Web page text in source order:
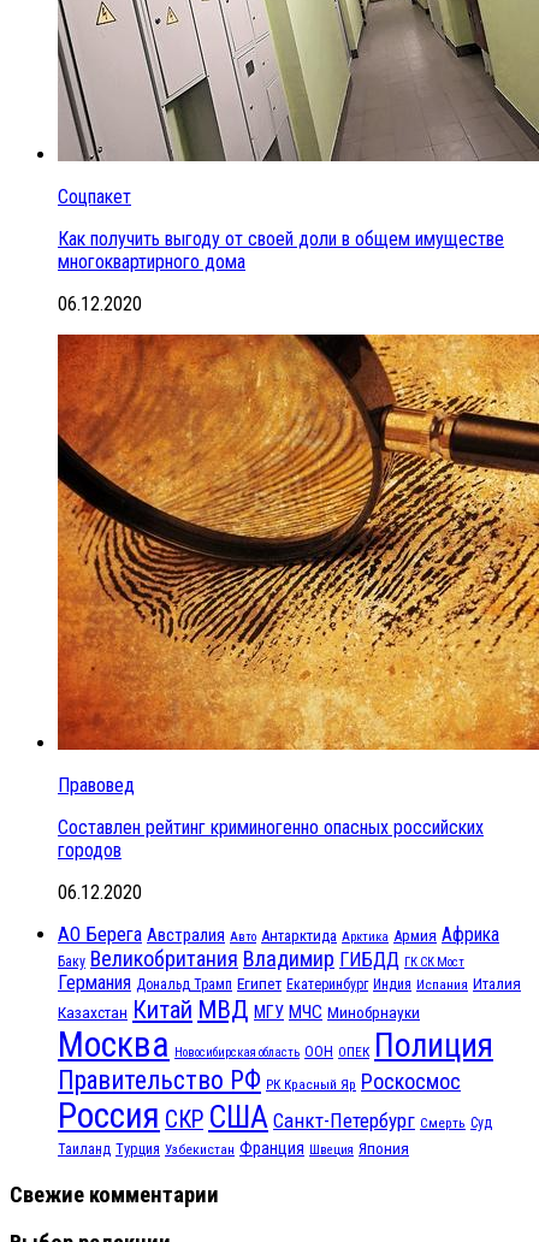
Соцпакет
Как получить выгоду от своей доли в общем имуществе
многоквартирного дома
06.12.2020
Правовед
Составлен рейтинг криминогенно опасных российских
городов
06.12.2020
АО Берега Австралия Авто Антарктида Арктика Армия Африка
Баку Великобритания Владимир ГИБДД ГК СК Мост
Германия Дональд Трамп Египет Екатеринбург Индия Испания Италия
Казахстан Китай МВД МГУ МЧС Минобрнауки
Москва Новосибирская область ООН ОПЕК Полиция
Правительство РФ РК Красный Яр Роскосмос
Россия СКР США Санкт-Петербург Смерть Суд
Таиланд Турция Узбекистан Франция Швеция Япония
Свежие комментарии